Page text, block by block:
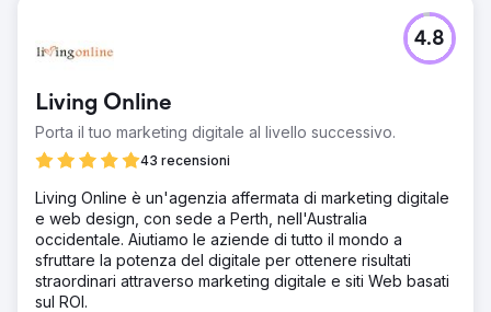
Living Online
Porta il tuo marketing digitale al livello successivo.
43 recensioni
4.8
Living Online è un'agenzia affermata di marketing digitale
e web design, con sede a Perth, nell'Australia
occidentale. Aiutiamo le aziende di tutto il mondo a
sfruttare la potenza del digitale per ottenere risultati
straordinari attraverso marketing digitale e siti Web basati
sul ROI.